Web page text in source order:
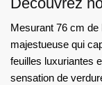
Mesurant 76 cm de
majestueuse qui
feuilles luxuriantes
sensation de